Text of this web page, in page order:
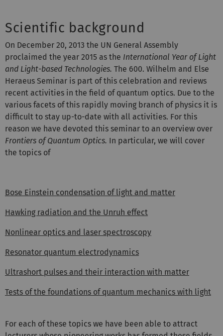
Scientific background
On December 20, 2013 the UN General Assembly
proclaimed the year 2015 as the International Year of Light
and Light-based Technologies. The 600. Wilhelm and Else
Heraeus Seminar is part of this celebration and reviews
recent activities in the field of quantum optics. Due to the
various facets of this rapidly moving branch of physics it is
difficult to stay up-to-date with all activities. For this
reason we have devoted this seminar to an overview over
Frontiers of Quantum Optics. In particular, we will cover
the topics of
Bose Einstein condensation of light and matter
Hawking radiation and the Unruh effect
Nonlinear optics and laser spectroscopy
Resonator quantum electrodynamics
Ultrashort pulses and their interaction with matter
Tests of the foundations of quantum mechanics with light
For each of these topics we have been able to attract